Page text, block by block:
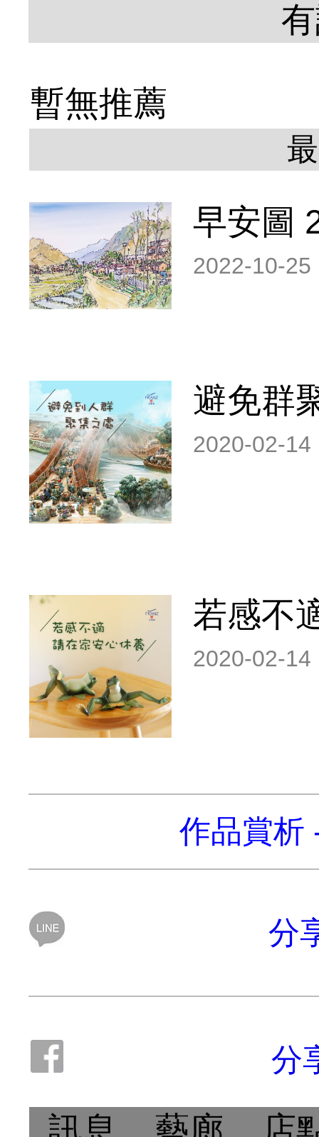
暫無推薦
早安圖
2022-10-25
避免群
2020-02-14
若感不
2020-02-14
作品賞析
分
分